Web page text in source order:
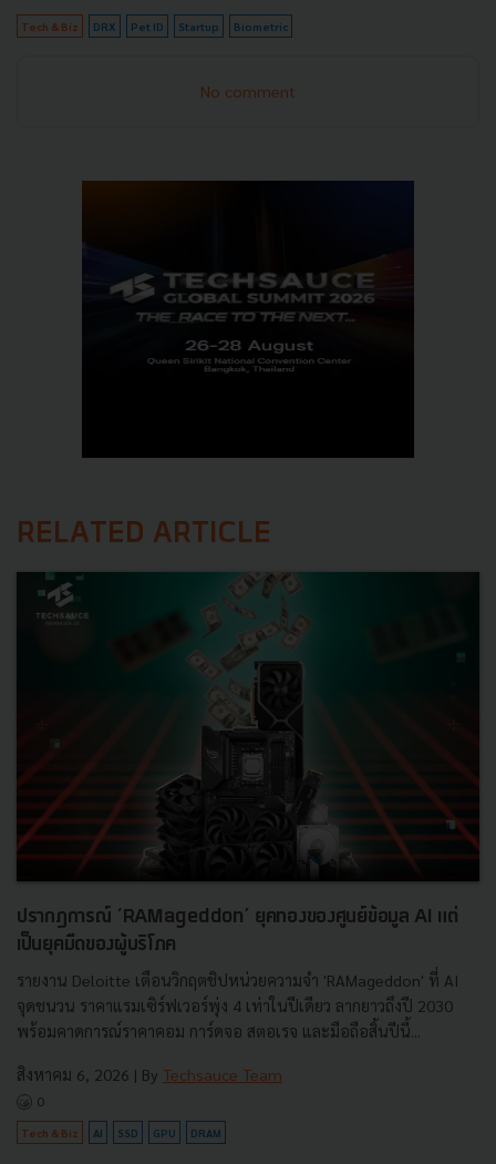
Tech & Biz DRX Pet ID Startup Biometric
No comment
RELATED ARTICLE
ปรากฏการณ์ ‘RAMageddon’ ยุคทองของศูนย์ข้อมูล AI แต่
เป็นยุคมืดของผู้บริโภค
รายงาน Deloitte เตือนวิกฤตชิปหน่วยความจำ 'RAMageddon' ที่ AI
จุดชนวน ราคาแรมเซิร์ฟเวอร์พุ่ง 4 เท่าในปีเดียว ลากยาวถึงปี 2030
พร้อมคาดการณ์ราคาคอม การ์ดจอ สตอเรจ และมือถือสิ้นปีนี้...
สิงหาคม 6, 2026 | By Techsauce Team
0
Tech & Biz AI SSD GPU DRAM